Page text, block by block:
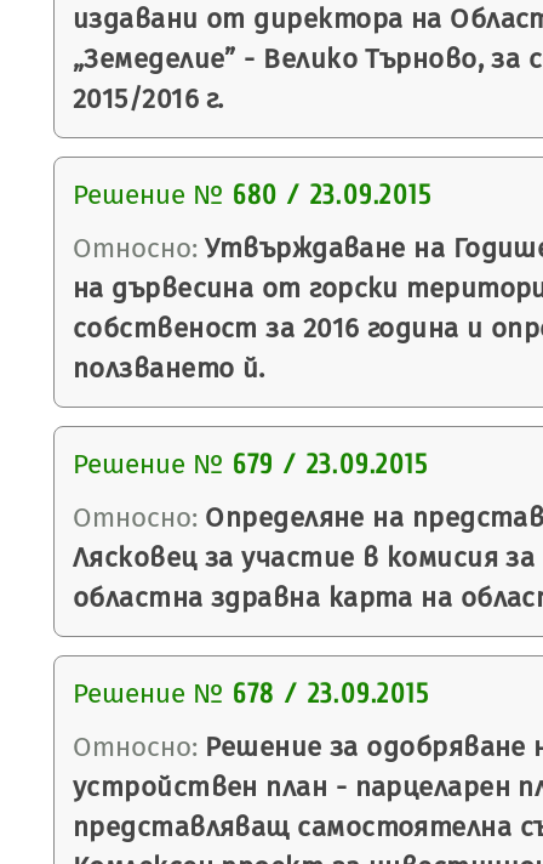
издавани от директора на
„Земеделие” - Велико Търново, за
2015/2016 г.
Решение № 680 / 23.09.2015
Относно: Утвърждаване на
на дървесина от горски
собственост за 2016 година и
ползването й.
Решение № 679 / 23.09.2015
Относно: Определяне на
Лясковец за участие в комисия
областна здравна карта на
Решение № 678 / 23.09.2015
Относно: Решение за одобряване
устройствен план - парцеларен
представляващ самостоятелна